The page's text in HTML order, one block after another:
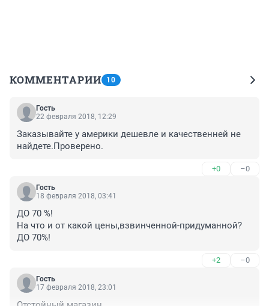
КОММЕНТАРИИ 10
Гость
22 февраля 2018, 12:29
Заказывайте у америки дешевле и качественней не
найдете.Проверено.
+0 –0
Гость
18 февраля 2018, 03:41
ДО 70 %!
На что и от какой цены,взвинченной-придуманной?
ДО 70%!
+2 –0
Гость
17 февраля 2018, 23:01